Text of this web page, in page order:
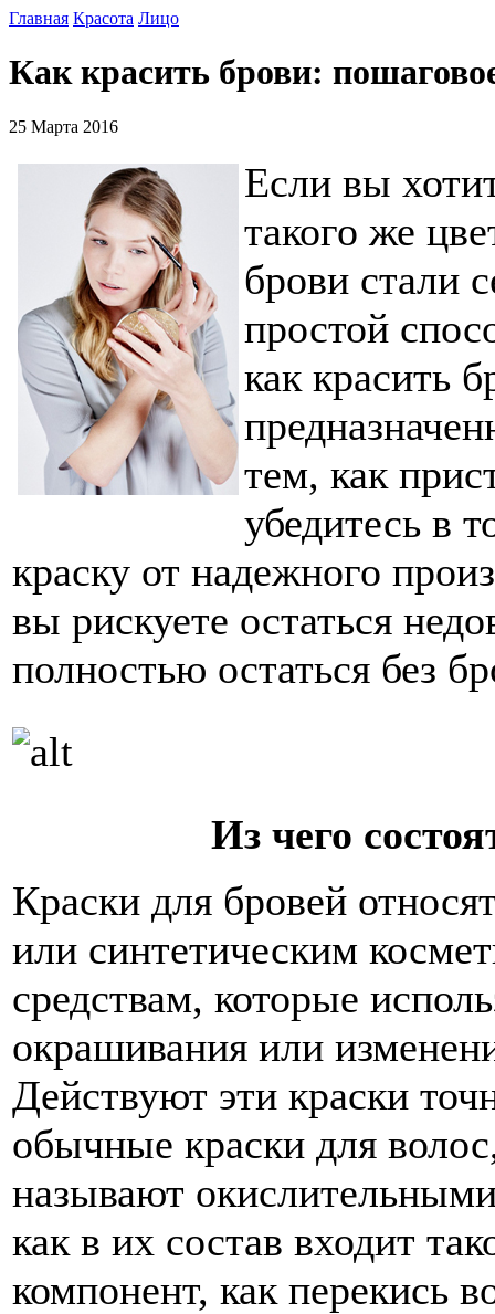
Главная Красота Лицо
Как красить брови:
25 Марта 2016
Если вы
такого же
брови стали
простой
как красить
тем, как
убедитесь в
краску от надежного
вы рискуете остаться
полностью остаться без
Из чего
Краски для бровей
или синтетическим
средствам, которые
окрашивания или
Действуют эти краски
обычные краски для
называют
как в их состав входит
компонент, как перекись